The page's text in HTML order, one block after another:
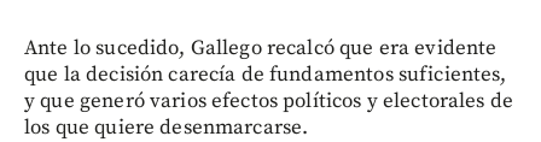
Ante lo sucedido, Gallego recalcó que era evidente
que la decisión carecía de fundamentos suficientes,
y que generó varios efectos políticos y electorales de
los que quiere desenmarcarse.